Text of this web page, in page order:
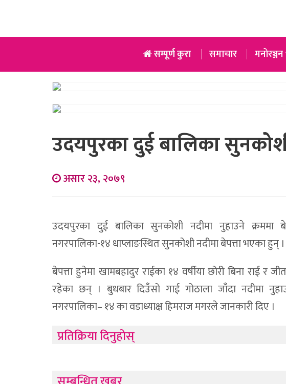
सम्पूर्ण कुरा समाचार मनोरञ्जन
उदयपुरका दुई बालिका
असार २३, २०७९
उदयपुरका दुई बालिका सुनकोशी नदीमा नुहाउने क्रममा
नगरपालिका-१४ धाप्लाङस्थित सुनकोशी नदीमा बेपत्ता भएका हुन् ।
बेपत्ता हुनेमा खामबहादुर राईका १४ वर्षीया छोरी बिना राई र
रहेका छन् । बुधबार दिउँसो गाई गोठाला जाँदा नदीमा
नगरपालिका– १४ का वडाध्याक्ष हिमराज मगरले जानकारी दिए ।
प्रतिक्रिया दिनुहोस्